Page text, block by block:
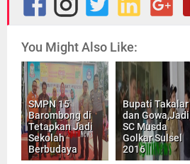
You Might Also Like:
SMPN 15
Barombong di
Tetapkan Jadi
Sekolah
Berbudaya
Bupati Takalar
dan Gowa,Jadi
SC Musda
Golkar Sulsel
2016